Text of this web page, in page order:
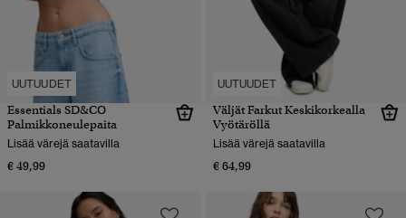
UUTUUDET
Essentials SD&CO
Palmikkoneulepaita
Lisää värejä saatavilla
€ 49,99
UUTUUDET
Väljät Farkut Keskikorkealla
Vyötäröllä
Lisää värejä saatavilla
€ 64,99